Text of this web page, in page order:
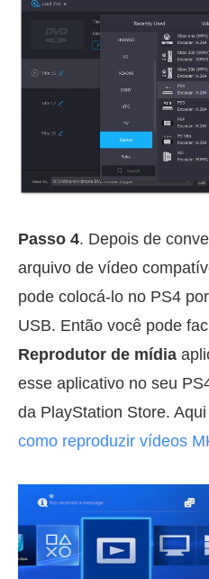
Passo 4. Depois de
arquivo de vídeo
pode colocá-lo no PS4
USB. Então você pode
Reprodutor de mídia
esse aplicativo no seu
da PlayStation Store.
como reproduzir vídeos